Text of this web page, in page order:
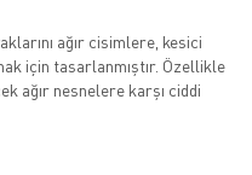
ağır cisimlere, kesici
için tasarlanmıştır. Özellikle
ağır nesnelere karşı ciddi